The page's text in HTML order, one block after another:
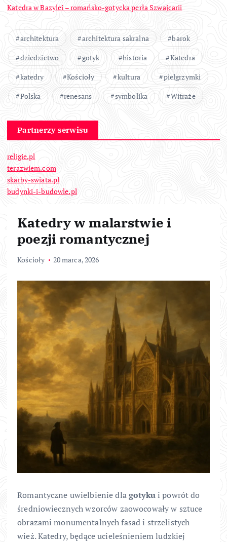
Katedra w Bazylei – romańsko-gotycka perła Szwajcarii
architektura architektura sakralna
barok
dziedzictwo
gotyk historia
Katedra
katedry
Kościoły kultura
pielgrzymki
Polska
renesans symbolika Witraże
Partnerzy serwisu
religie.pl
terazwiem.com
skarby-swiata.pl
budynki-i-budowle.pl
Katedry w malarstwie i
poezji romantycznej
Kościoły 20 marca, 2026
Romantyczne uwielbienie dlagotykui powrót do
średniowiecznych wzorców zaowocowały w sztuce
obrazami monumentalnych fasad i strzelistych
wież. Katedry, będące ucieleśnieniem ludzkiej